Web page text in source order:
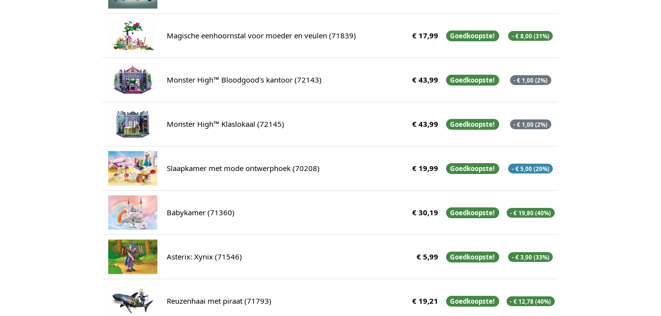
Magische eenhoornstal voor moeder en veulen (71839) € 17,99 Goedkoopste! - € 8,00 (31%)
Monster High™ Bloodgood's kantoor (72143) € 43,99 Goedkoopste! - € 1,00 (2%)
Monster High™ Klaslokaal (72145) € 43,99 Goedkoopste! - € 1,00 (2%)
Slaapkamer met mode ontwerphoek (70208) € 19,99 Goedkoopste! - € 5,00 (20%)
Babykamer (71360) € 30,19 Goedkoopste! - € 19,80 (40%)
Asterix: Xynix (71546) € 5,99 Goedkoopste! - € 3,00 (33%)
Reuzenhaai met piraat (71793) € 19,21 Goedkoopste! - € 12,78 (40%)